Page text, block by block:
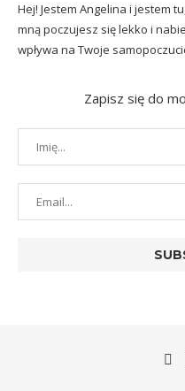
Hej! Jestem Angelina i jestem
mną poczujesz się lekko i
wpływa na Twoje
Zapisz się do